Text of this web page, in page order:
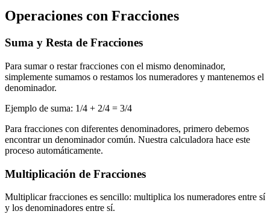
Operaciones con Fracciones
Suma y Resta de Fracciones
Para sumar o restar fracciones con el mismo denominador,
simplemente sumamos o restamos los numeradores y mantenemos el
denominador.
Ejemplo de suma: 1/4 + 2/4 = 3/4
Para fracciones con diferentes denominadores, primero debemos
encontrar un denominador común. Nuestra calculadora hace este
proceso automáticamente.
Multiplicación de Fracciones
Multiplicar fracciones es sencillo: multiplica los numeradores entre sí
y los denominadores entre sí.